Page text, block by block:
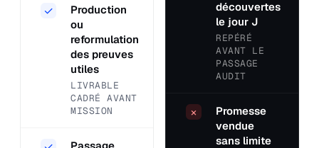
✓
Production
ou
reformulation
des preuves
utiles
LIVRABLE
CADRÉ AVANT
MISSION
Passage
découvertes
le jour J
REPÉRÉ
AVANT LE
PASSAGE
AUDIT
×
Promesse
vendue
sans limite